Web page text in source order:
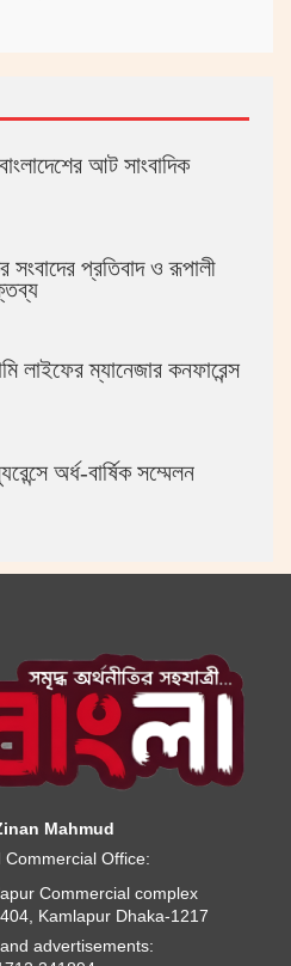
আট সাংবাদিক
সংবাদের প্রতিবাদ ও রূপালী
লাইফের ম্যানেজার কনফারেন্স
অর্ধ-বার্ষিক সম্মেলন
Mahmud
Commercial Office:
Commercial complex
Kamlapur Dhaka-1217
advertisements: